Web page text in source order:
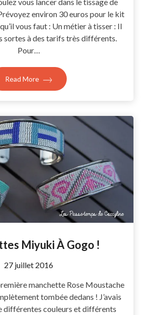
environ 30 euros pour le kit
vous faut : Un métier à tisser : Il
sortes à des tarifs très différents.
Pour…
Read More
Miyuki À Gogo !
by
27 juillet 2016
manchette Rose Moustache
tombée dedans ! J’avais
différentes couleurs et différents